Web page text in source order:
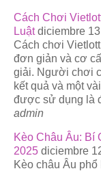
Cách Chơi
Luật diciembre
Cách chơi
đơn giản và cơ
giải. Người chơi
kết quả và một
được sử dụng là
admin
Kèo Châu Âu: Bí
2025 diciembre
Kèo châu Âu